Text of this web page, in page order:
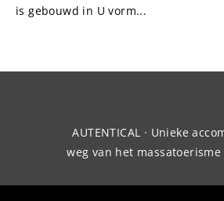
is gebouwd in U vorm...
AUTENTICAL · Unieke
weg van het